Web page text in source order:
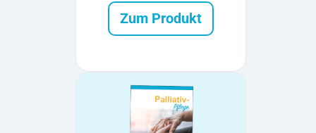
Zum Produkt